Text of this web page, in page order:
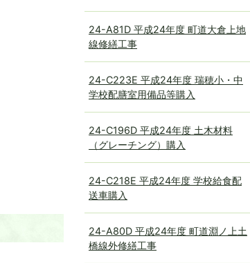
24-A81D 平成24年度 町道大倉上地
線修繕工事
24-C223E 平成24年度 瑞穂小・中
学校配膳室用備品等購入
24-C196D 平成24年度 土木材料
（グレーチング）購入
24-C218E 平成24年度 学校給食配
送車購入
24-A80D 平成24年度 町道淵ノ上土
橋線外修繕工事